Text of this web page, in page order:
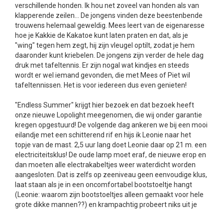
verschillende honden. Ik hou net zoveel van honden als van
klapperende zeilen… De jongens vinden deze beestenbende
trouwens helemaal geweldig. Mees leert van de eigenaresse
hoe je Kakkie de Kakatoe kunt laten praten en dat, als je
"wing" tegen hem zegt, hij zijn vleugel optilt, zodat je hem
daaronder kunt kriebelen. De jongens zijn verder de hele dag
druk met tafeltennis. Er zijn nogal wat kindjes en steeds
wordt er wel iemand gevonden, die met Mees of Piet wil
tafeltennissen. Het is voor iedereen dus even genieten!
"Endless Summer" krijgt hier bezoek en dat bezoek heeft
onze nieuwe Lopolight meegenomen, die wij onder garantie
kregen opgestuurd! De volgende dag ankeren we bij een mooi
eilandje met een schitterend rif en hijs ik Leonie naar het
topje van de mast. 2,5 uur lang doet Leonie daar op 21 m. een
electriciteitsklus! De oude lamp moet eraf, de nieuwe erop en
dan moeten alle electrakabeltjes weer waterdicht worden
aangesloten. Dat is zelfs op zeeniveau geen eenvoudige klus,
laat staan als je in een oncomfortabel bootstoeltje hangt
(Leonie: waarom zijn bootstoeltjes alleen gemaakt voor hele
grote dikke mannen??) en krampachtig probeert niks uit je